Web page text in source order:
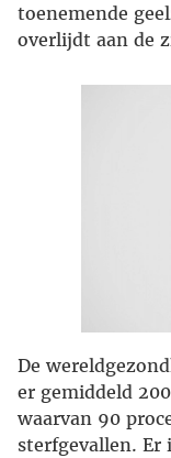
toenemende
overlijdt aan de
De
er gemiddeld
waarvan 90
sterfgevallen. Er